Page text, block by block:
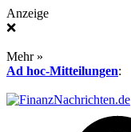
Anzeige
❌
Mehr »
Ad hoc-Mitteilungen: